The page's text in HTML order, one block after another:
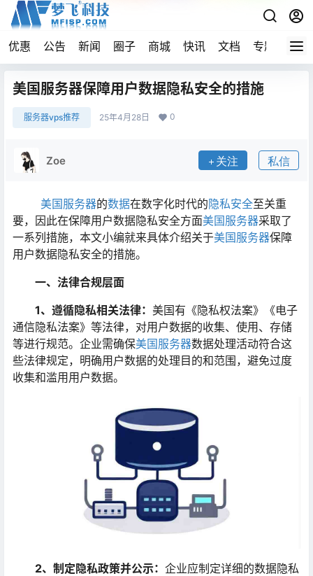
优惠 公告 新闻 圈子 商城 快讯 文档 专题 导航
美国服务器保障用户数据隐私安全的措施
服务器vps推荐 25年4月28日 0
Zoe 关注 私信
美国服务器的数据在数字化时代的隐私安全至关重
要，因此在保障用户数据隐私安全方面美国服务器采取了
一系列措施，本文小编就来具体介绍关于美国服务器保障
用户数据隐私安全的措施。
一、法律合规层面
1、遵循隐私相关法律： 美国有《隐私权法案》《电子
通信隐私法案》等法律，对用户数据的收集、使用、存储
等进行规范。企业需确保美国服务器数据处理活动符合这
些法律规定，明确用户数据的处理目的和范围，避免过度
收集和滥用用户数据。
2、制定隐私政策并公示： 企业应制定详细的数据隐私